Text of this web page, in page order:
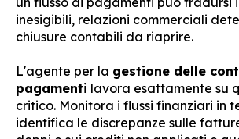
inesigibili, relazioni commerciali
chiusure contabili da riaprire.
L'agente per la gestione delle
pagamenti lavora esattamente su
critico. Monitora i flussi finanziari in
identifica le discrepanze sulle